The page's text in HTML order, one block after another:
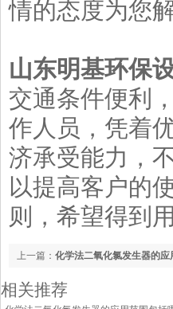
情的态度为您解
山东明基环保
交通条件便利
作人员，凭着
济承受能力，
以提高客户的
则，希望得到
上一篇： 化学法二氧化氯发生器的应
相关推荐